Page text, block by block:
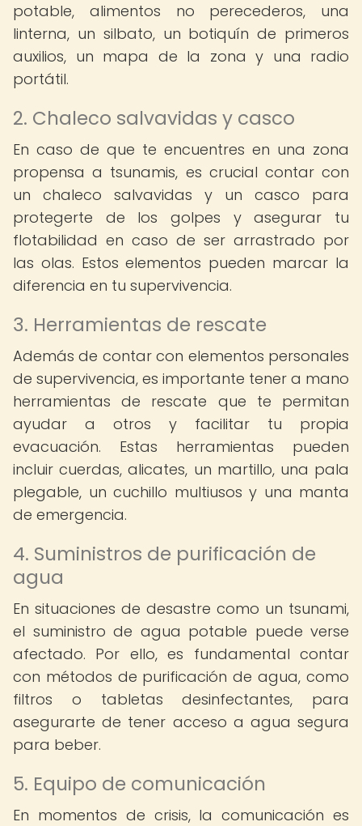
potable, alimentos no perecederos, una
linterna, un silbato, un botiquín de primeros
auxilios, un mapa de la zona y una radio
portátil.
2. Chaleco salvavidas y casco
En caso de que te encuentres en una zona
propensa a tsunamis, es crucial contar con
un chaleco salvavidas y un casco para
protegerte de los golpes y asegurar tu
flotabilidad en caso de ser arrastrado por
las olas. Estos elementos pueden marcar la
diferencia en tu supervivencia.
3. Herramientas de rescate
Además de contar con elementos personales
de supervivencia, es importante tener a mano
herramientas de rescate que te permitan
ayudar a otros y facilitar tu propia
evacuación. Estas herramientas pueden
incluir cuerdas, alicates, un martillo, una pala
plegable, un cuchillo multiusos y una manta
de emergencia.
4. Suministros de purificación de
agua
En situaciones de desastre como un tsunami,
el suministro de agua potable puede verse
afectado. Por ello, es fundamental contar
con métodos de purificación de agua, como
filtros o tabletas desinfectantes, para
asegurarte de tener acceso a agua segura
para beber.
5. Equipo de comunicación
En momentos de crisis, la comunicación es